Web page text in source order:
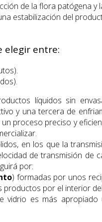
de la flora patógena y
estabilización del
elegir entre:
líquidos sin
y una tercera de
proceso preciso y
en los que la
de transmisión de
por:
) formadas por unos
por el interior
vidrio es más